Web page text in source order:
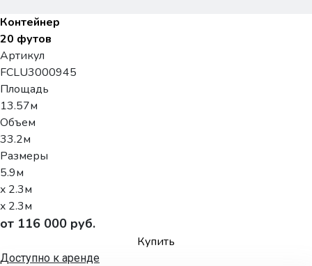
Контейнер
20 футов
Артикул
FCLU3000945
Площадь
13.57м
Объем
33.2м
Размеры
5.9м
x 2.3м
x 2.3м
от 116 000 руб.
Купить
Доступно к аренде